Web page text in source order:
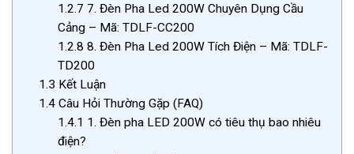
1.2.7 7. Đèn Pha Led 200W Chuyên Dụng Cầu
Cảng – Mã: TDLF-CC200
1.2.8 8. Đèn Pha Led 200W Tích Điện – Mã: TDLF-
TD200
1.3 Kết Luận
1.4 Câu Hỏi Thường Gặp (FAQ)
1.4.1 1. Đèn pha LED 200W có tiêu thụ bao nhiêu
điện?